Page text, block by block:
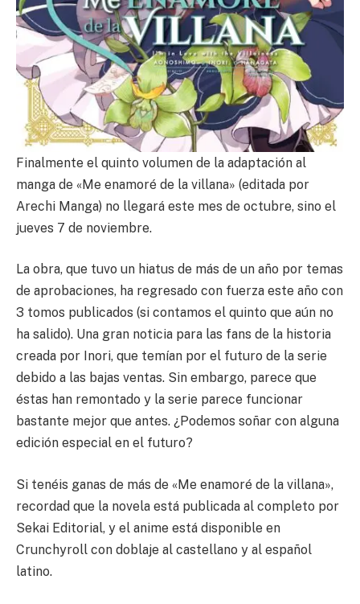
Finalmente el quinto volumen de la adaptación al
manga de «Me enamoré de la villana» (editada por
Arechi Manga) no llegará este mes de octubre, sino el
jueves 7 de noviembre.
La obra, que tuvo un hiatus de más de un año por temas
de aprobaciones, ha regresado con fuerza este año con
3 tomos publicados (si contamos el quinto que aún no
ha salido). Una gran noticia para las fans de la historia
creada por Inori, que temían por el futuro de la serie
debido a las bajas ventas. Sin embargo, parece que
éstas han remontado y la serie parece funcionar
bastante mejor que antes. ¿Podemos soñar con alguna
edición especial en el futuro?
Si tenéis ganas de más de «Me enamoré de la villana»,
recordad que la novela está publicada al completo por
Sekai Editorial, y el anime está disponible en
Crunchyroll con doblaje al castellano y al español
latino.